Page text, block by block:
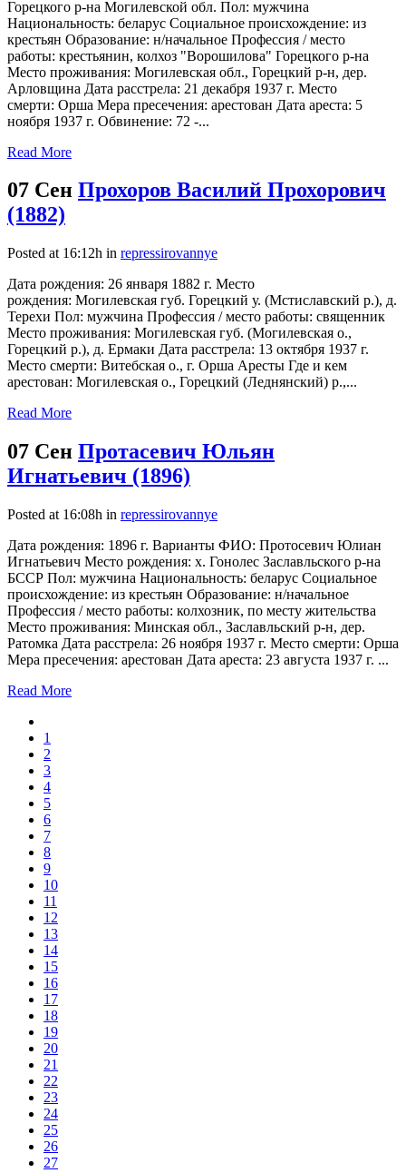
Горецкого р-на Могилевской обл. Пол: мужчина
Национальность: беларус Социальное происхождение: из
крестьян Образование: н/начальное Профессия / место
работы: крестьянин, колхоз "Ворошилова" Горецкого р-на
Место проживания: Могилевская обл., Горецкий р-н, дер.
Арловщина Дата расстрела: 21 декабря 1937 г. Место
смерти: Орша Мера пресечения: арестован Дата ареста: 5
ноября 1937 г. Обвинение: 72 -...
Read More
07 Сен Прохоров Василий Прохорович
(1882)
Posted at 16:12h in repressirovannye
Дата рождения: 26 января 1882 г. Место
рождения: Могилевская губ. Горецкий у. (Мстиславский р.), д.
Терехи Пол: мужчина Профессия / место работы: священник
Место проживания: Могилевская губ. (Могилевская о.,
Горецкий р.), д. Ермаки Дата расстрела: 13 октября 1937 г.
Место смерти: Витебская о., г. Орша Аресты Где и кем
арестован: Могилевская о., Горецкий (Леднянский) р.,...
Read More
07 Сен Протасевич Юльян
Игнатьевич (1896)
Posted at 16:08h in repressirovannye
Дата рождения: 1896 г. Варианты ФИО: Протосевич Юлиан
Игнатьевич Место рождения: х. Гонолес Заславльского р-на
БССР Пол: мужчина Национальность: беларус Социальное
происхождение: из крестьян Образование: н/начальное
Профессия / место работы: колхозник, по месту жительства
Место проживания: Минская обл., Заславльский р-н, дер.
Ратомка Дата расстрела: 26 ноября 1937 г. Место смерти: Орша
Мера пресечения: арестован Дата ареста: 23 августа 1937 г. ...
Read More
1
2
3
4
5
6
7
8
9
10
11
12
13
14
15
16
17
18
19
20
21
22
23
24
25
26
27